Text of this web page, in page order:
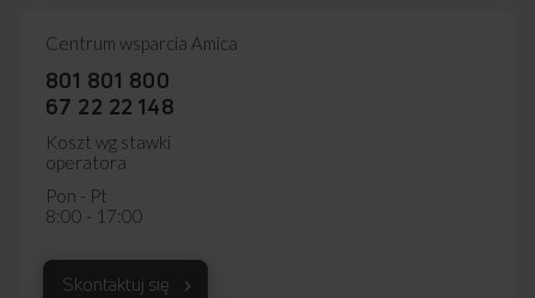
Centrum wsparcia Amica
801 801 800
67 22 22 148
Koszt wg stawki
operatora
Pon - Pt
8:00 - 17:00
Skontaktuj się